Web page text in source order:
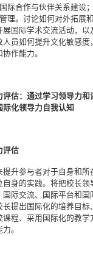
际合作与伙伴关系建设
理。讨论如何对外拓展
国际学术交流活动，
员如何提升文化敏感
作能力。
估：通过学习领导力
化领导力自我认知
评估
升参与者对于自身和
自身的实践。将把校长
际交流、国际平台和
提出国际化的培养目
程、采用国际化的教
。